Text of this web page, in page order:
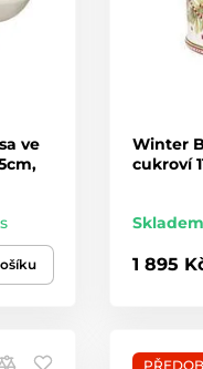
ve
Winter
cukroví
Skladem
1 895